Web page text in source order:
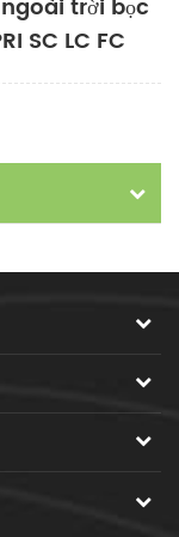
trời bọc
SC LC FC